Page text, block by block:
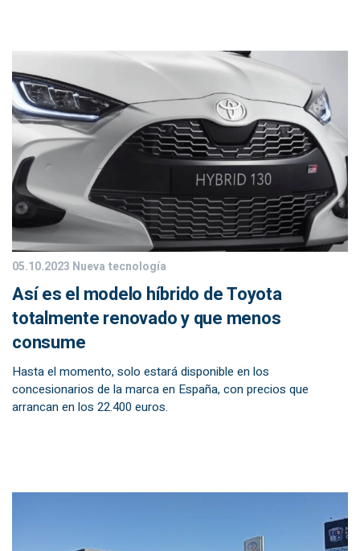
05.10.2023 Nueva tecnología
Así es el modelo híbrido de Toyota
totalmente renovado y que menos
consume
Hasta el momento, solo estará disponible en los
concesionarios de la marca en España, con precios que
arrancan en los 22.400 euros.